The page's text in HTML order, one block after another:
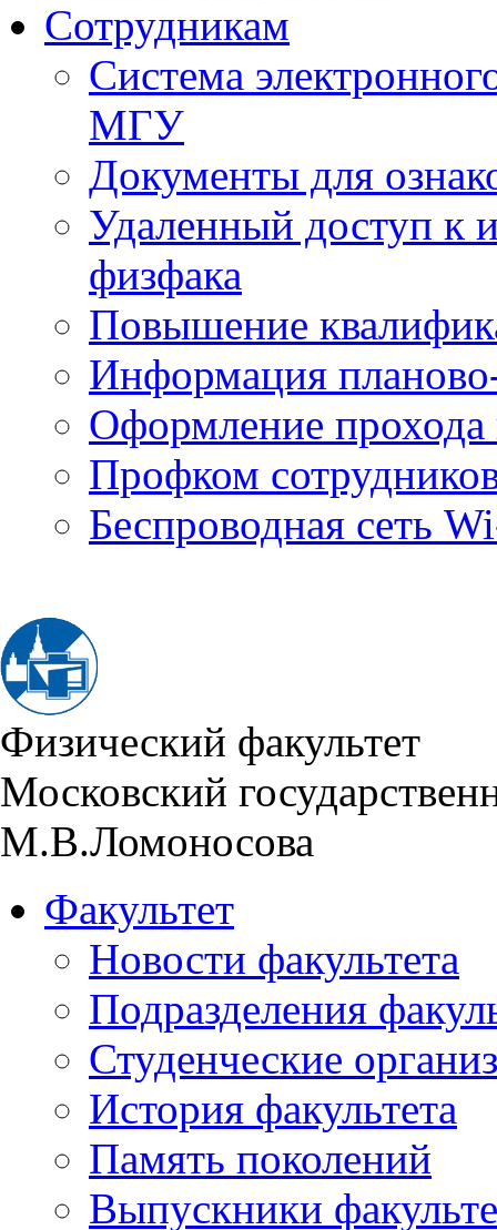
Сотрудникам
Система
МГУ
Документы для
Удаленный доступ к
физфака
Повышение
Информация
Оформление прохода
Профком
Беспроводная сеть
Физический факультет
Московский
М.В.Ломоносова
Факультет
Новости факультета
Подразделения
Студенческие
История факультета
Память поколений
Выпускники